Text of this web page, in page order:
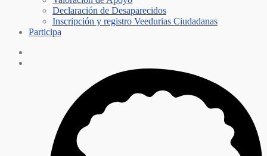
Declaración de Desaparecidos
Inscripción y registro Veedurias Ciudadanas
Participa